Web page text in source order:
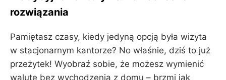
rozwiązania
Pamiętasz czasy, kiedy jedyną opcją była wizyta
w stacjonarnym kantorze? No właśnie, dziś to już
przeżytek! Wyobraź sobie, że możesz wymienić
walutę bez wychodzenia z domu – brzmi jak